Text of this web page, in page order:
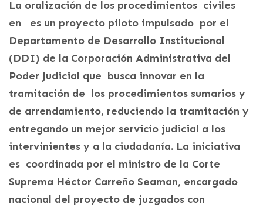
La oralización de los procedimientos civiles
en es un proyecto piloto impulsado por el
Departamento de Desarrollo Institucional
(DDI) de la Corporación Administrativa del
Poder Judicial que busca innovar en la
tramitación de los procedimientos sumarios y
de arrendamiento, reduciendo la tramitación y
entregando un mejor servicio judicial a los
intervinientes y a la ciudadanía. La iniciativa
es coordinada por el ministro de la Corte
Suprema Héctor Carreño Seaman, encargado
nacional del proyecto de juzgados con